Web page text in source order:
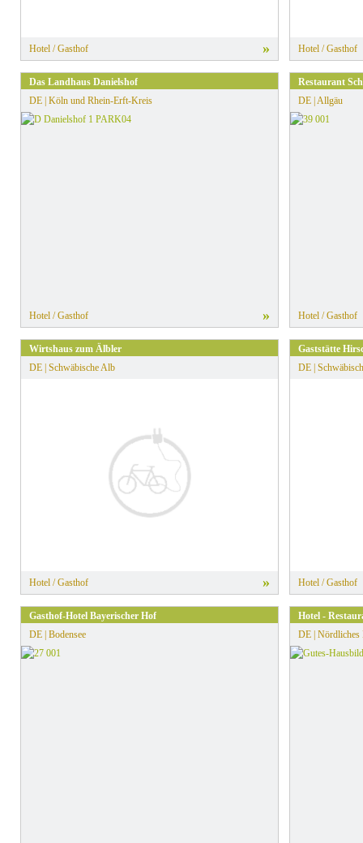
Hotel / Gasthof » Hotel / Gasthof
Das Landhaus Danielshof
DE | Köln und Rhein-Erft-Kreis
Hotel / Gasthof »
Restaurant
DE | Allgäu
Hotel / Gasthof
Wirtshaus zum Älbler
DE | Schwäbische Alb
Hotel / Gasthof »
Gaststätte
DE |
Hotel / Gasthof
Gasthof-Hotel Bayerischer Hof
DE | Bodensee
Hotel -
DE | Nördliches